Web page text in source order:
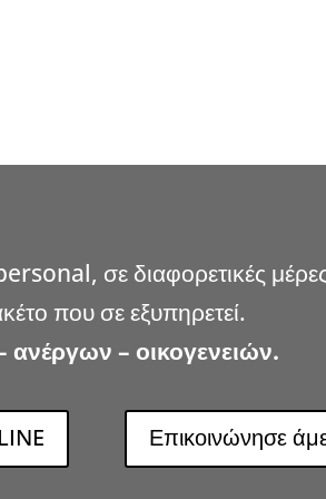
σε διαφορετικές
που σε εξυπηρετεί.
ανέργων – οικογενειών.
Επικοινώνησε